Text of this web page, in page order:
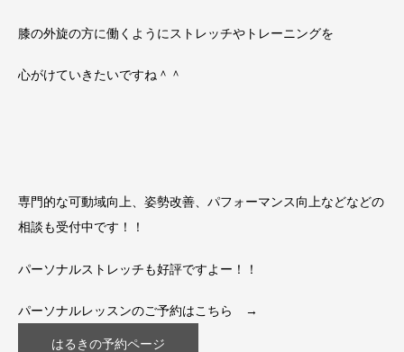
膝の外旋の方に働くようにストレッチやトレーニングを
心がけていきたいですね＾＾
専門的な可動域向上、姿勢改善、パフォーマンス向上などなどの
相談も受付中です！！
パーソナルストレッチも好評ですよー！！
パーソナルレッスンのご予約はこちら →
はるきの予約ページ